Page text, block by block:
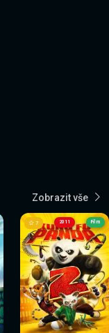
Zobrazit vše
2011
Sledovat
7 Film
Sledovat